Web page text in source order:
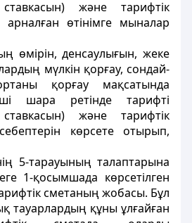
және тарифтік
арналған өтінімге мыналар
өмірін, денсаулығын, жеке
мүлкін қорғау, сондай-
қорғау мақсатында
шара ретінде тарифті
және тарифтік
көрсете отырып,
5-тарауының талаптарына
1-қосымшада көрсетілген
сметаның жобасы. Бұл
тауарлардың құны ұлғайған